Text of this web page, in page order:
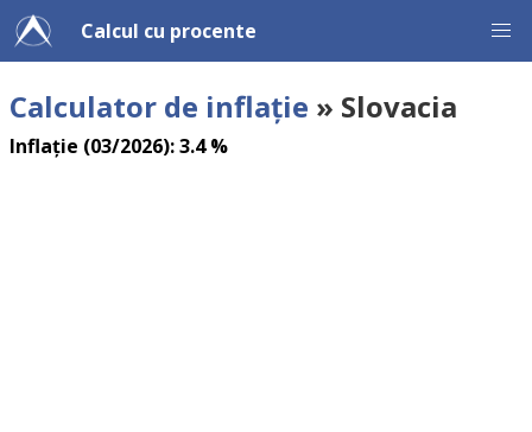
Calcul cu procente
Calculator de inflație » Slovacia
Inflație (03/2026): 3.4 %